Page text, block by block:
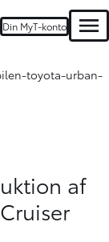
Din MyT-konto
toyota-urban-
af